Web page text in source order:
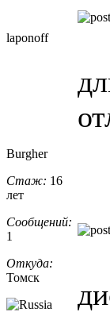
laponoff
Burgher
Стаж: 16
лет
Сообщений:
1
Откуда:
Томск